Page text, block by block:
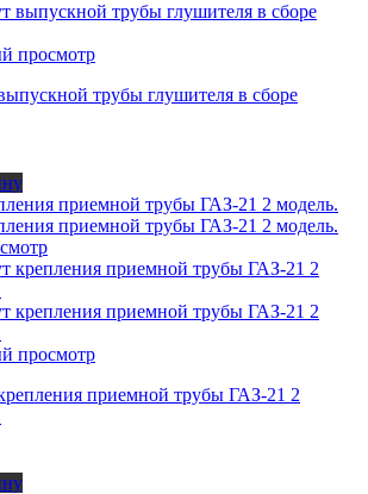
просмотр
трубы глушителя в сборе
просмотр
приемной трубы ГАЗ-21 2